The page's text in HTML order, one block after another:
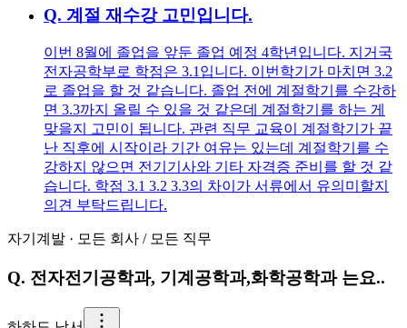
Q. 계절 재수강 고민입니다.
이번 8월에 졸업을 앞둔 졸업 예정 4학년입니다. 지거국
전자공학부로 학점은 3.1입니다. 이번학기가 마치면 3.2
로 졸업을 할 것 같습니다. 졸업 전에 계절학기를 수강하
면 3.3까지 올릴 수 있을 것 같은데 계절학기를 하는 게
맞을지 고민이 됩니다. 관련 직무 교육이 계절학기가 끝
난 직후에 시작이라 기간 여유는 있는데 계절학기를 수
강하지 않으면 전기기사와 기타 자격증 준비를 할 것 같
습니다. 학점 3.1 3.2 3.3의 차이가 서류에서 유의미할지
의견 부탁드립니다.
자기계발 · 모든 회사 / 모든 직무
Q. 전자전기공학과, 기계공학과,화학공학과 는요..